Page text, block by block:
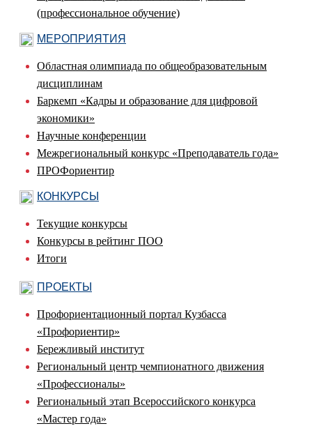
(профессиональное обучение)
МЕРОПРИЯТИЯ
Областная олимпиада по общеобразовательным
дисциплинам
Баркемп «Кадры и образование для цифровой
экономики»
Научные конференции
Межрегиональный конкурс «Преподаватель года»
ПРОФориентир
КОНКУРСЫ
Текущие конкурсы
Конкурсы в рейтинг ПОО
Итоги
ПРОЕКТЫ
Профориентационный портал Кузбасса
«Профориентир»
Бережливый институт
Региональный центр чемпионатного движения
«Профессионалы»
Региональный этап Всероссийского конкурса
«Мастер года»